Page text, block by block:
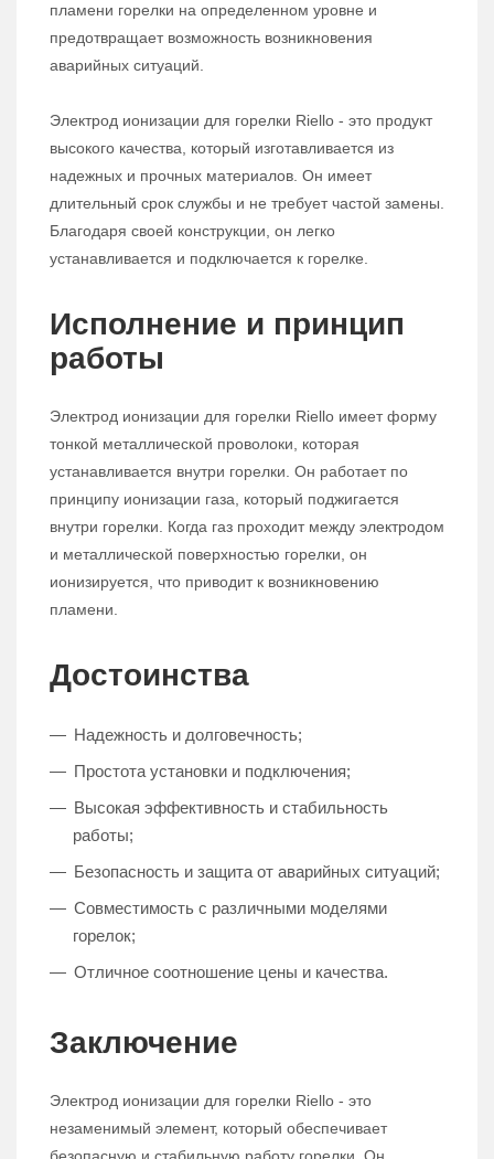
пламени горелки на определенном уровне и
предотвращает возможность возникновения
аварийных ситуаций.
Электрод ионизации для горелки Riello - это продукт
высокого качества, который изготавливается из
надежных и прочных материалов. Он имеет
длительный срок службы и не требует частой замены.
Благодаря своей конструкции, он легко
устанавливается и подключается к горелке.
Исполнение и принцип
работы
Электрод ионизации для горелки Riello имеет форму
тонкой металлической проволоки, которая
устанавливается внутри горелки. Он работает по
принципу ионизации газа, который поджигается
внутри горелки. Когда газ проходит между электродом
и металлической поверхностью горелки, он
ионизируется, что приводит к возникновению
пламени.
Достоинства
Надежность и долговечность;
Простота установки и подключения;
Высокая эффективность и стабильность
работы;
Безопасность и защита от аварийных ситуаций;
Совместимость с различными моделями
горелок;
Отличное соотношение цены и качества.
Заключение
Электрод ионизации для горелки Riello - это
незаменимый элемент, который обеспечивает